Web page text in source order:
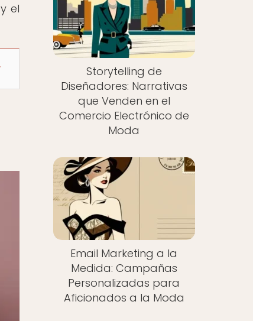
el
Storytelling de
Diseñadores: Narrativas
que Venden en el
Comercio Electrónico de
Moda
Email Marketing a la
Medida: Campañas
Personalizadas para
Aficionados a la Moda